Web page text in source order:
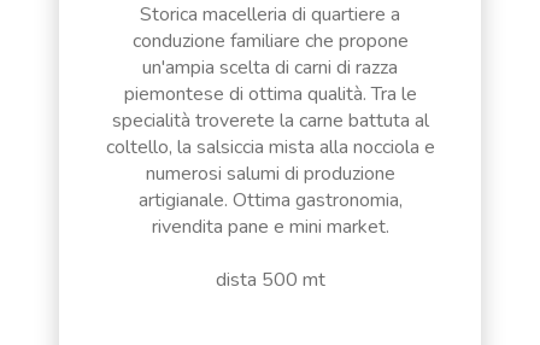
Storica macelleria di quartiere a
conduzione familiare che propone
un'ampia scelta di carni di razza
piemontese di ottima qualità. Tra le
specialità troverete la carne battuta al
coltello, la salsiccia mista alla nocciola e
numerosi salumi di produzione
artigianale. Ottima gastronomia,
rivendita pane e mini market.
dista 500 mt